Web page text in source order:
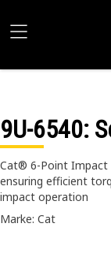
9U-6540:
Cat® 6-Point Impact
ensuring efficient
impact operation
Marke: Cat